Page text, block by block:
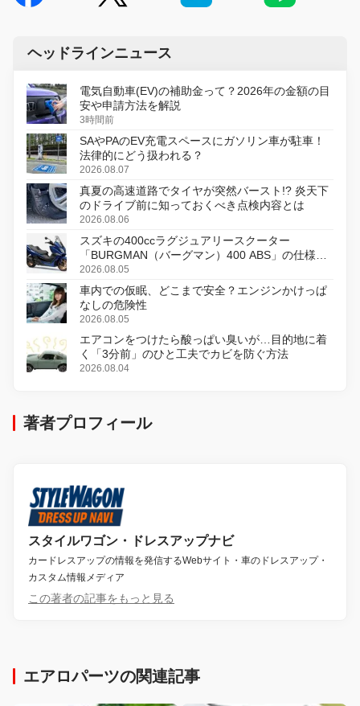
ヘッドラインニュース
電気自動車(EV)の補助金って？2026年の金額の目
安や申請方法を解説
3時間前
SAやPAのEV充電スペースにガソリン車が駐車！
法律的にどう扱われる？
2026.08.07
真夏の高速道路でタイヤが突然バースト!? 炎天下
のドライブ前に知っておくべき点検内容とは
2026.08.06
スズキの400ccラグジュアリースクーター
「BURGMAN（バーグマン）400 ABS」の仕様を
変更し、8月18日に発売
2026.08.05
車内での仮眠、どこまで安全？エンジンかけっぱ
なしの危険性
2026.08.05
エアコンをつけたら酸っぱい臭いが…目的地に着
く「3分前」のひと工夫でカビを防ぐ方法
2026.08.04
著者プロフィール
スタイルワゴン・ドレスアップナビ
カードレスアップの情報を発信するWebサイト・車のドレスアップ・
カスタム情報メディア
この著者の記事をもっと見る
エアロパーツの関連記事